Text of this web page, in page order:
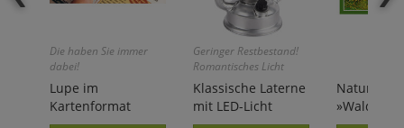
Die haben Sie immer
dabei!
Lupe im
Kartenformat
Geringer Restbestand!
Romantisches Licht
ohne Feuergefahr!
Klassische Laterne
mit LED-Licht
Natur-
»Wald«